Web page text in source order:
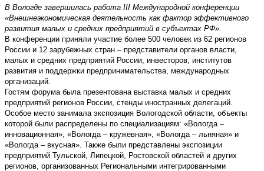
В Вологде завершилась работа III Международной конференции
«Внешнеэкономическая деятельность как фактор эффективного
развития малых и средних предприятий в субъектах РФ».
В конференции приняли участие более 500 человек из 62 регионов
России и 12 зарубежных стран – представители органов власти,
малых и средних предприятий России, инвесторов, институтов
развития и поддержки предпринимательства, международных
организаций.
Гостям форума была презентована выставка малых и средних
предприятий регионов России, стенды иностранных делегаций.
Особое место занимала экспозиция Вологодской области, объекты
которой были распределены по специализациям: «Вологда –
инновационная», «Вологда – кружевная», «Вологда – льняная» и
«Вологда – вкусная». Также были представлены экспозиции
предприятий Тульской, Липецкой, Ростовской областей и других
регионов, организованных Региональными интегрированными